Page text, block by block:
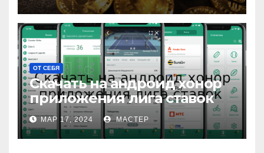
ОТ СЕБЯ
Скачать на андроид хонор
приложения лига ставок
МАР 17, 2024 МАСТЕР